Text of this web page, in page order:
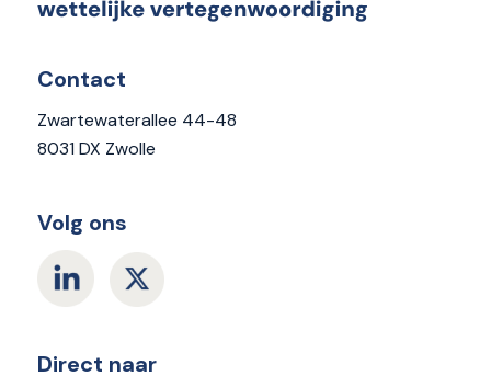
Contact
Zwartewaterallee 44-48
8031 DX Zwolle
Volg ons
Direct naar